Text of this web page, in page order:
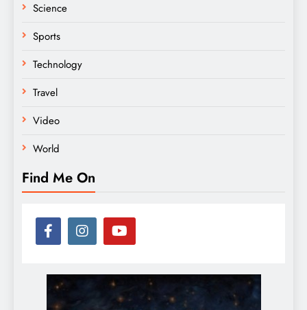
Science
Sports
Technology
Travel
Video
World
Find Me On